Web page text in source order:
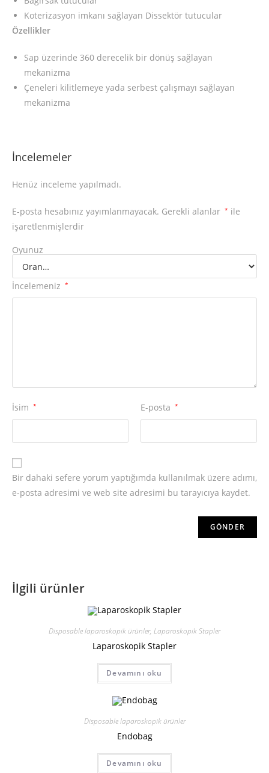
Koterizasyon imkanı sağlayan Dissektör tutucular
Özellikler
Sap üzerinde 360 ​​derecelik bir dönüş sağlayan
mekanizma
Çeneleri kilitlemeye yada serbest çalışmayı sağlayan
mekanizma
İncelemeler
Henüz inceleme yapılmadı.
E-posta hesabınız yayımlanmayacak. Gerekli alanlar * ile
işaretlenmişlerdir
Oyunuz
İncelemeniz *
İsim * E-posta *
Bir dahaki sefere yorum yaptığımda kullanılmak üzere adımı,
e-posta adresimi ve web site adresimi bu tarayıcıya kaydet.
İlgili ürünler
Disposable laparoskopik ürünler, Laparoskopik Stapler
Laparoskopik Stapler
Devamını oku
Disposable laparoskopik ürünler
Endobag
Devamını oku